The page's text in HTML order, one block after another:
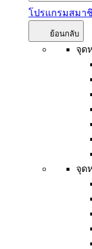
โปรแกรมสมา
ย้อนกลับ
จุด
จุด